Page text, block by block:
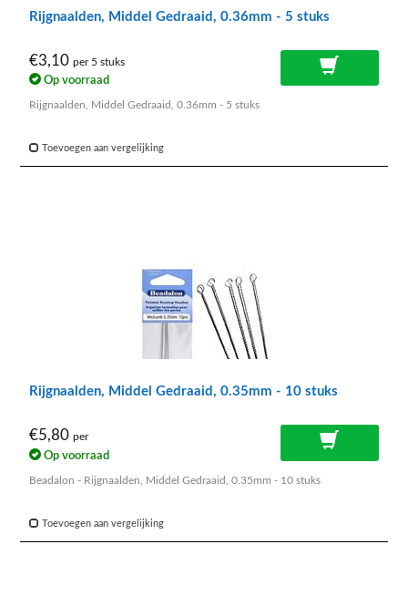
Rijgnaalden, Middel Gedraaid, 0.36mm - 5 stuks
€3,10 per 5 stuks
Op voorraad
Rijgnaalden, Middel Gedraaid, 0.36mm - 5 stuks
Toevoegen aan vergelijking
Rijgnaalden, Middel Gedraaid, 0.35mm - 10 stuks
€5,80 per
Op voorraad
Beadalon - Rijgnaalden, Middel Gedraaid, 0.35mm - 10 stuks
Toevoegen aan vergelijking